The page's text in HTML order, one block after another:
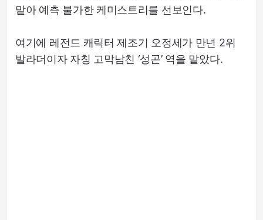
맡아 예측 불가한 케미스트리를 선보인다.
여기에 레전드 캐릭터 제조기 오정세가 만년 2위
발라더이자 자칭 고막남친 ‘성곤’ 역을 맡았다.